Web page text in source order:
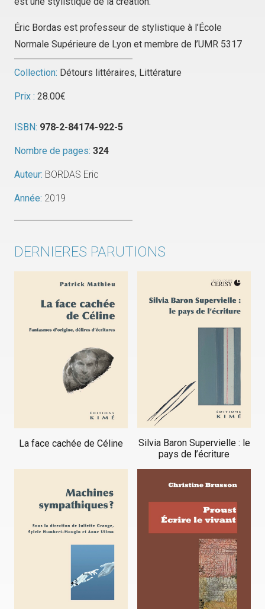
Éric Bordas est professeur de stylistique à l’École
Normale Supérieure de Lyon et membre de l’UMR 5317
Collection: Détours littéraires, Littérature
Prix : 28.00€
ISBN: 978-2-84174-922-5
Nombre de pages: 324
Auteur: BORDAS Eric
Année: 2019
DERNIERES PARUTIONS
La face cachée de Céline
Silvia Baron Supervielle : le
pays de l’écriture